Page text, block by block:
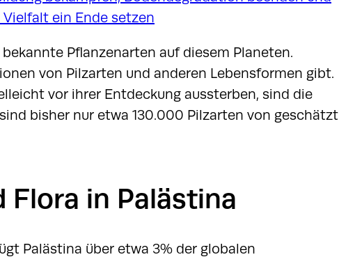
Pflanzenarten auf diesem Planeten.
von Pilzarten und anderen Lebensformen gibt.
vor ihrer Entdeckung aussterben, sind die
bisher nur etwa 130.000 Pilzarten von geschätzt
Flora in Palästina
Palästina über etwa 3% der globalen